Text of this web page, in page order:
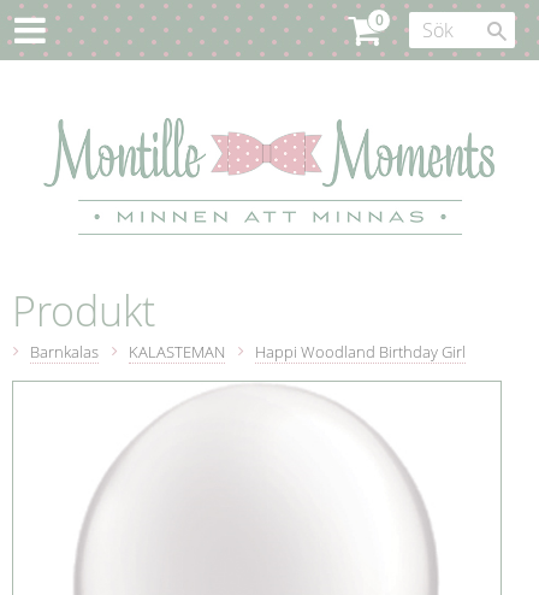
Produkt
Barnkalas KALASTEMAN Happi Woodland Birthday Girl